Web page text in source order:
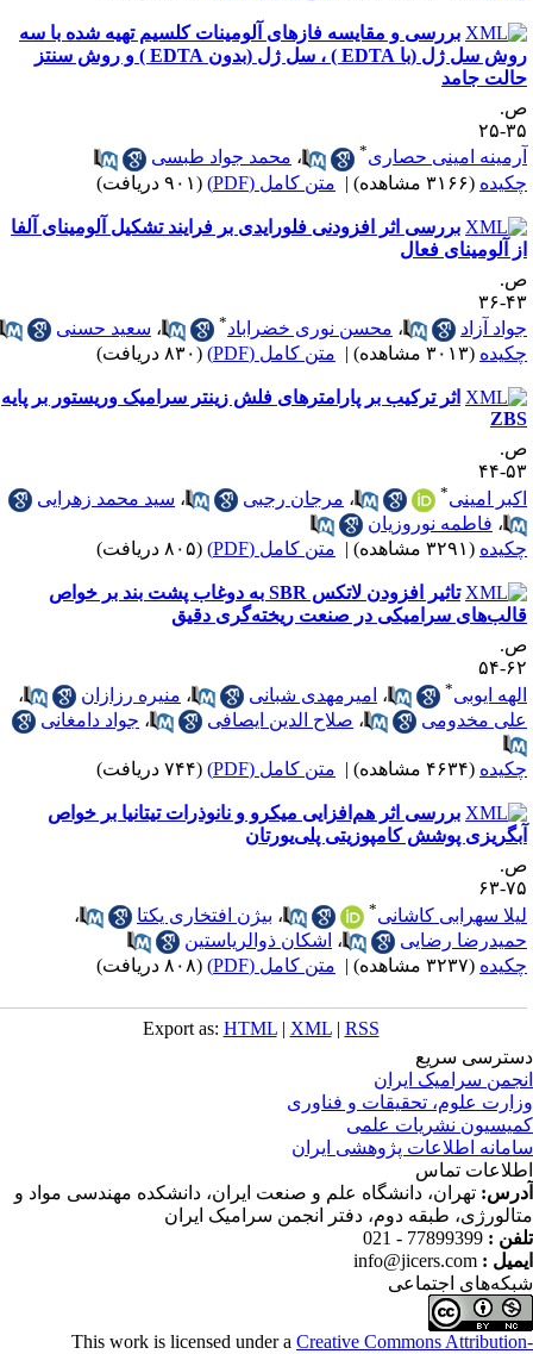
بررسی و مقایسه فازهای آلومینات کلسیم تهیه شده با سه
روش سل ژل (با EDTA ) ، سل ژل (بدون EDTA ) و روش سنتز
جامد
۲۵
امینی حصاری
،محمد جواد طبسی
(۳۱۶۶ مشاهده) | متن کامل (PDF) (۹۰۱ دریافت)
بررسی اثر افزودنی فلورایدی بر فرایند تشکیل آلومینای آلفا
آلومینای فعال
۳۶
آزاد
،محسن نوری خضراباد* ،سعید حسنی
(۳۰۱۳ مشاهده) | متن کامل (PDF) (۸۳۰ دریافت)
اثر ترکیب بر پارامترهای فلش زینتر سرامیک وریستور بر پایه
۴۴
امینی
،مرجان رجبی ،سید محمد زهرایی
،فاطمه نوروزیان
(۳۲۹۱ مشاهده) | متن کامل (PDF) (۸۰۵ دریافت)
تاثیر افزودن لاتکس SBR به دوغاب پشت بند بر خواص
سرامیکی در صنعت ریخته‌گری دقیق
۵۴
ایوبی
،امیرمهدی شبانی ،منیره رزازان
،
مخدومی
،صلاح الدین ایصافی ،جواد دامغانی
(۴۶۳۴ مشاهده) | متن کامل (PDF) (۷۴۴ دریافت)
بررسی اثر هم‌افزایی میکرو و نانوذرات تیتانیا بر خواص
پوشش کامپوزیتی پلی‌یورتان
۶۳
سهرابی کاشانی
،بیژن افتخاری یکتا
،
رضایی
،اشکان ذوالریاستین
(۳۲۳۷ مشاهده) | متن کامل (PDF) (۸۰۸ دریافت)
Export as:HTML |XML |RSS
سریع
سرامیک ایران
علوم، تحقیقات و فناوری
نشریات علمی
اطلاعات پژوهشی ایران
تماس
تهران، دانشگاه علم و صنعت ایران، دانشکده مهندسی مواد و
طبقه دوم، دفتر انجمن سرامیک ایران
:
77899399 - 021
:
info@jicers.com
اجتماعی
This work is licensed under aCreative Commons